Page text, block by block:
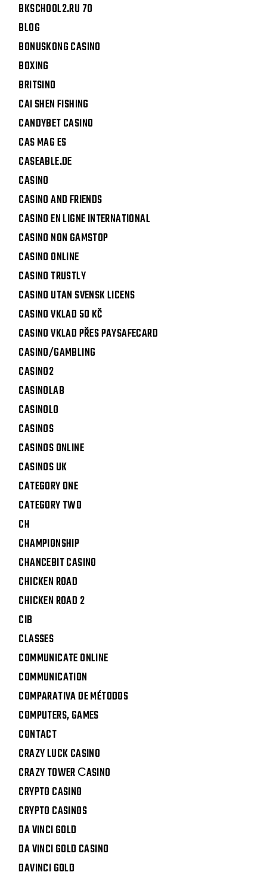
BKSCHOOL2.RU 70
BLOG
BONUSKONG CASINO
BOXING
BRITSINO
CAI SHEN FISHING
CANDYBET CASINO
CAS MAG ES
CASEABLE.DE
CASINO
CASINO AND FRIENDS
CASINO EN LIGNE INTERNATIONAL
CASINO NON GAMSTOP
CASINO ONLINE
CASINO TRUSTLY
CASINO UTAN SVENSK LICENS
CASINO VKLAD 50 KČ
CASINO VKLAD PŘES PAYSAFECARD
CASINO/GAMBLING
CASINO2
CASINOLAB
CASINOLO
CASINOS
CASINOS ONLINE
CASINOS UK
CATEGORY ONE
CATEGORY TWO
CH
CHAMPIONSHIP
CHANCEBIT CASINO
CHICKEN ROAD
CHICKEN ROAD 2
CIB
CLASSES
COMMUNICATE ONLINE
COMMUNICATION
COMPARATIVA DE MÉTODOS
COMPUTERS, GAMES
CONTACT
CRAZY LUCK CASINO
CRAZY TOWER СASINO
CRYPTO CASINO
CRYPTO CASINOS
DA VINCI GOLD
DA VINCI GOLD CASINO